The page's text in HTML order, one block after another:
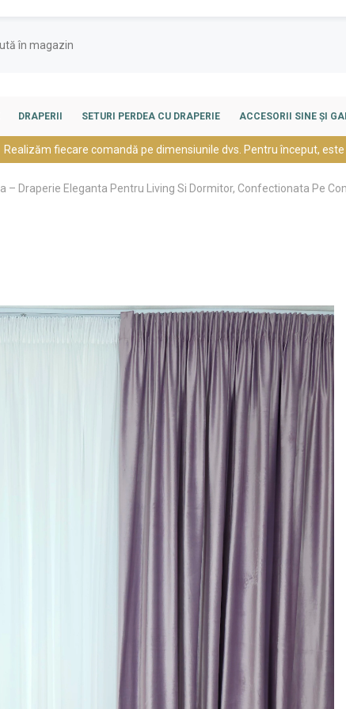
DRAPERII SETURI PERDEA CU DRAPERIE ACCESORII SINE ȘI
Realizăm fiecare comandă pe dimensiunile dvs. Pentru început, este
– Draperie Eleganta Pentru Living Si Dormitor, Confectionata Pe